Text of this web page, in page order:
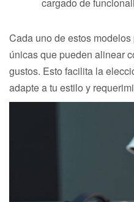
Cada uno de estos
únicas que pueden alinear
gustos. Esto facilita la
adapte a tu estilo y